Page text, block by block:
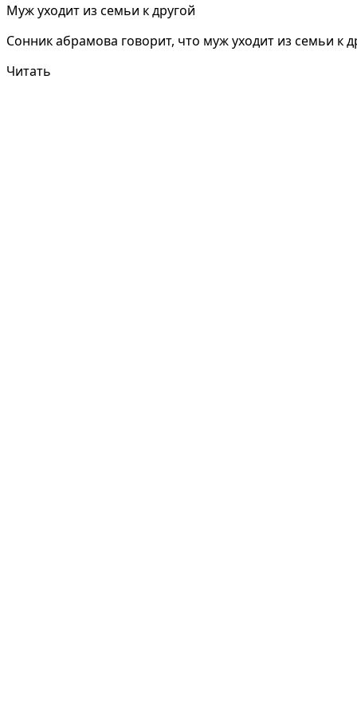
Муж уходит из семьи к другой
Сонник абрамова говорит, что муж уходит из семьи к
Читать